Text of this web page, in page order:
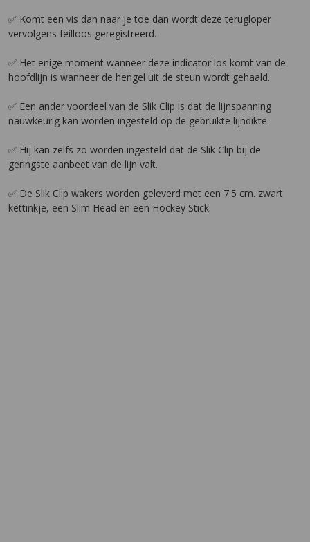
✅ Komt een vis dan naar je toe dan wordt deze terugloper
vervolgens feilloos geregistreerd.
✅ Het enige moment wanneer deze indicator los komt van de
hoofdlijn is wanneer de hengel uit de steun wordt gehaald.
✅ Een ander voordeel van de Slik Clip is dat de lijnspanning
nauwkeurig kan worden ingesteld op de gebruikte lijndikte.
✅ Hij kan zelfs zo worden ingesteld dat de Slik Clip bij de
geringste aanbeet van de lijn valt.
✅ De Slik Clip wakers worden geleverd met een 7.5 cm. zwart
kettinkje, een Slim Head en een Hockey Stick.